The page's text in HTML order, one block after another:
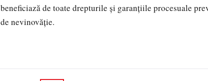
beneficiază de toate drepturile și garanțiile procesuale
de nevinovăție.